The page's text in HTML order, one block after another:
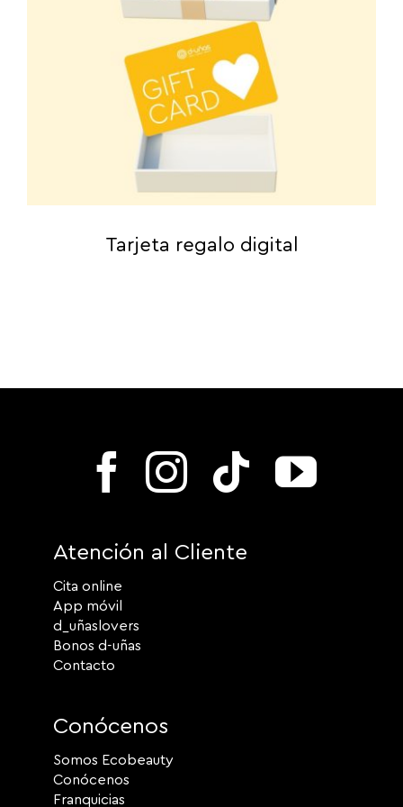
Tarjeta regalo digital
Atención al Cliente
Cita online
App móvil
d_uñaslovers
Bonos d-uñas
Contacto
Conócenos
Somos Ecobeauty
Conócenos
Franquicias